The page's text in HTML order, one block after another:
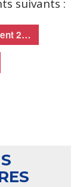
suivants :
2…